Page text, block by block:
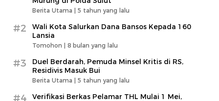
Berita Utama | 5 tahun yang lalu
#2
Wali Kota Salurkan Dana Bansos Kepada 160
Lansia
Tomohon | 8 bulan yang lalu
#3
Duel Berdarah, Pemuda Minsel Kritis di RS,
Residivis Masuk Bui
Berita Utama | 5 tahun yang lalu
#4
Verifikasi Berkas Pelamar THL Mulai 1 Mei,